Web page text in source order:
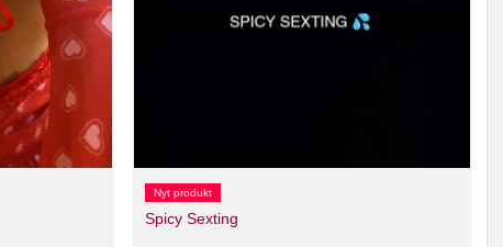
Nyt produkt
Spicy Sexting